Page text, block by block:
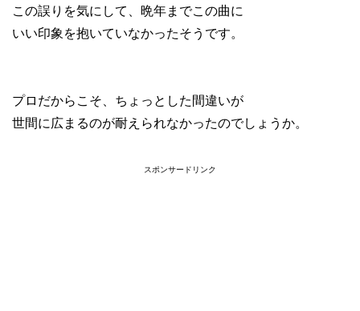
この誤りを気にして、晩年までこの曲に
いい印象を抱いていなかったそうです。
プロだからこそ、ちょっとした間違いが
世間に広まるのが耐えられなかったのでしょうか。
スポンサードリンク